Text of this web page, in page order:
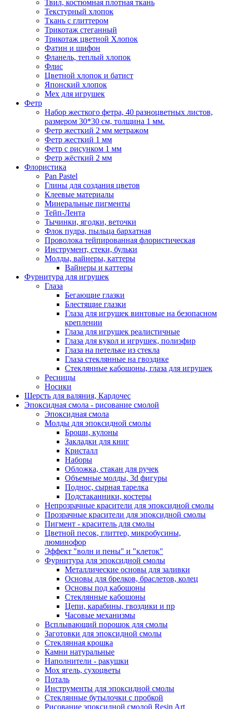
Твил, костюмная плотная ткань
Текстурный хлопок
Ткань с глиттером
Трикотаж стеганный
Трикотаж цветной Хлопок
Фатин и шифон
Фланель, теплый хлопок
Флис
Цветной хлопок и батист
Японский хлопок
Мех для игрушек
Фетр
Набор жесткого фетра, 40 разноцветных листов,
размером 30*30 см, толщина 1 мм.
Фетр жесткий 2 мм метражом
Фетр жесткий 1 мм
Фетр с рисунком 1 мм
Фетр жёсткий 2 мм
Флористика
Pan Pastel
Глины для создания цветов
Клеевые материалы
Минеральные пигменты
Тейп-Лента
Тычинки, ягодки, веточки
Флок пудра, пыльца бархатная
Проволока тейпированная флористическая
Инструмент, стеки, бульки
Молды, вайнеры, каттеры
Вайнеры и каттеры
Фурнитура для игрушек
Глаза
Бегающие глазки
Блестящие глазки
Глаза для игрушек винтовые на безопасном
креплении
Глаза для игрушек реалистичные
Глаза для кукол и игрушек, полиэфир
Глаза на петельке из стекла
Глаза стеклянные на гвоздике
Стеклянные кабошоны, глаза для игрушек
Ресницы
Носики
Шерсть для валяния, Кардочес
Эпоксидная смола - рисование смолой
Эпоксидная смола
Молды для эпоксидной смолы
Броши, кулоны
Закладки для книг
Кристалл
Наборы
Обложка, стакан для ручек
Объемные молды, 3d фигуры
Поднос, сырная тарелка
Подстаканники, костеры
Непрозрачные красители для эпоксидной смолы
Прозрачные красители для эпоксидной смолы
Пигмент - краситель для смолы
Цветной песок, глиттер, микробусины,
люминофор
Эффект "волн и пены" и "клеток"
Фурнитура для эпоксидной смолы
Металлические основы для заливки
Основы для брелков, браслетов, колец
Основы под кабошоны
Стеклянные кабошоны
Цепи, карабины, гвоздики и пр
Часовые механизмы
Всплывающий порошок для смолы
Заготовки для эпоксидной смолы
Стеклянная крошка
Камни натуральные
Наполнители - ракушки
Мох ягель, сухоцветы
Поталь
Инструменты для эпоксидной смолы
Стеклянные бутылочки с пробкой
Рисование эпоксидной смолой Resin Art